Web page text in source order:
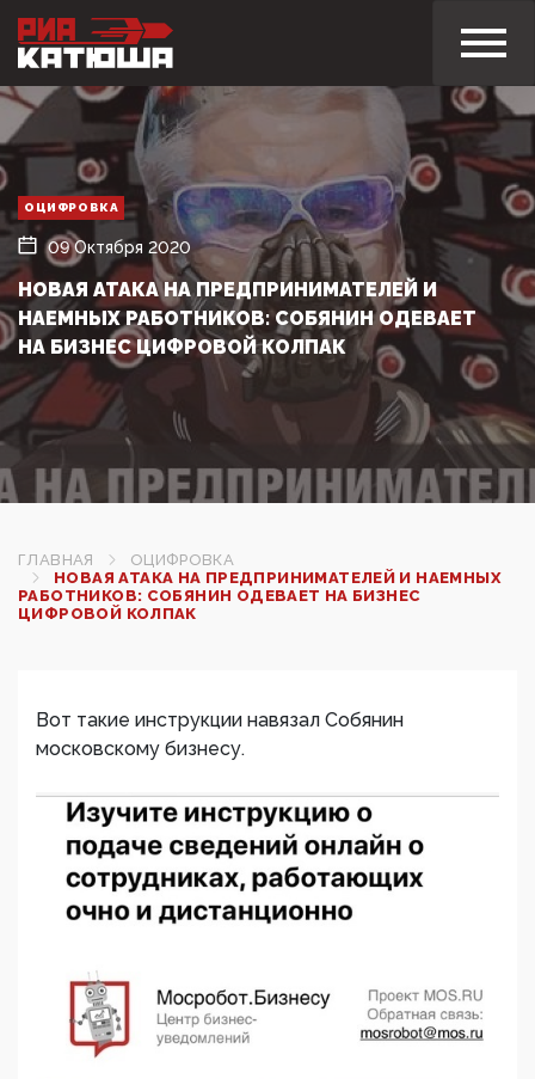
ОЦИФРОВКА
09 Октября 2020
НОВАЯ АТАКА НА ПРЕДПРИНИМАТЕЛЕЙ И
НАЕМНЫХ РАБОТНИКОВ: СОБЯНИН ОДЕВАЕТ
НА БИЗНЕС ЦИФРОВОЙ КОЛПАК
ГЛАВНАЯ
ОЦИФРОВКА
НОВАЯ АТАКА НА ПРЕДПРИНИМАТЕЛЕЙ И НАЕМНЫХ
РАБОТНИКОВ: СОБЯНИН ОДЕВАЕТ НА БИЗНЕС
ЦИФРОВОЙ КОЛПАК
Вот такие инструкции навязал Собянин
московскому бизнесу.